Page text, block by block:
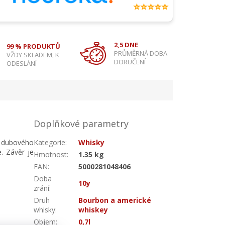
⭐⭐⭐⭐⭐
99 % PRODUKTŮ
VŽDY SKLADEM, K
ODESLÁNÍ
2,5 DNE
PRŮMĚRNÁ DOBA
DORUČENÍ
Závěr je
Doplňkové parametry
Kategorie:
Whisky
Hmotnost:
1.35 kg
EAN:
5000281048406
Doba
zrání:
10y
Druh
whisky:
Bourbon a americké
whiskey
Objem: 0,7l